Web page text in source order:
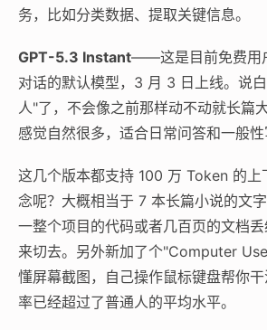
务，比如分类数据、提取关键信息。
GPT-5.3 Instant——这是目前免费用
对话的默认模型，3 月 3 日上线。说
人"了，不会像之前那样动不动就长篇
感觉自然很多，适合日常问答和一般性
这几个版本都支持 100 万 Token 的上
念呢？大概相当于 7 本长篇小说的文
一整个项目的代码或者几百页的文档
来切去。另外新加了个"Computer
懂屏幕截图，自己操作鼠标键盘帮你
率已经超过了普通人的平均水平。